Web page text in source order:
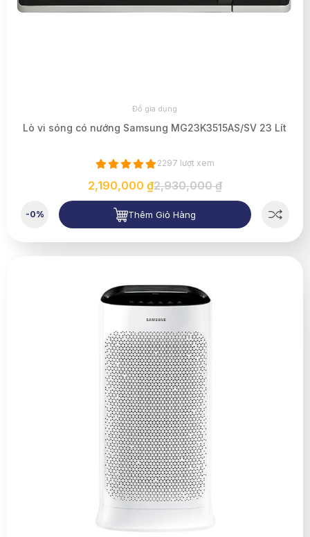
Đồ gia dụng
Lò vi sóng có nướng Samsung MG23K3515AS/SV 23 Lít
2297 lượt xem
2,190,000 ₫2,930,000 ₫
-0% Thêm Giỏ Hàng